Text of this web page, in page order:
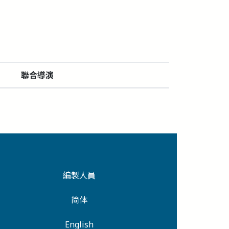
聯合導演
編製人員
简体
English